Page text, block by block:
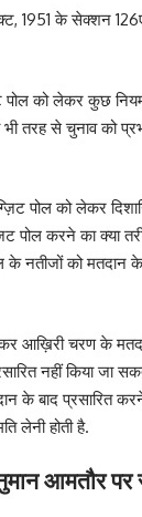
1951 के सेक्शन
पोल को लेकर कुछ
तरह से चुनाव को
पोल को लेकर
पोल करने का क्या
नतीजों को मतदान के
आख़िरी चरण के
नहीं किया जा
के बाद प्रसारित
लेनी होती है.
आमतौर पर